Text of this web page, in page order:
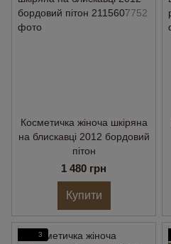
Косметичка жіноча шкіряна
на блискавці 2012 бордовий
пітон
1 480 грн
Купити
3